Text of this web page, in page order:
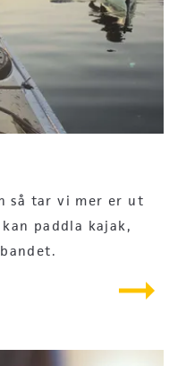
så tar vi mer er ut
paddla kajak,
arrow_right_alt